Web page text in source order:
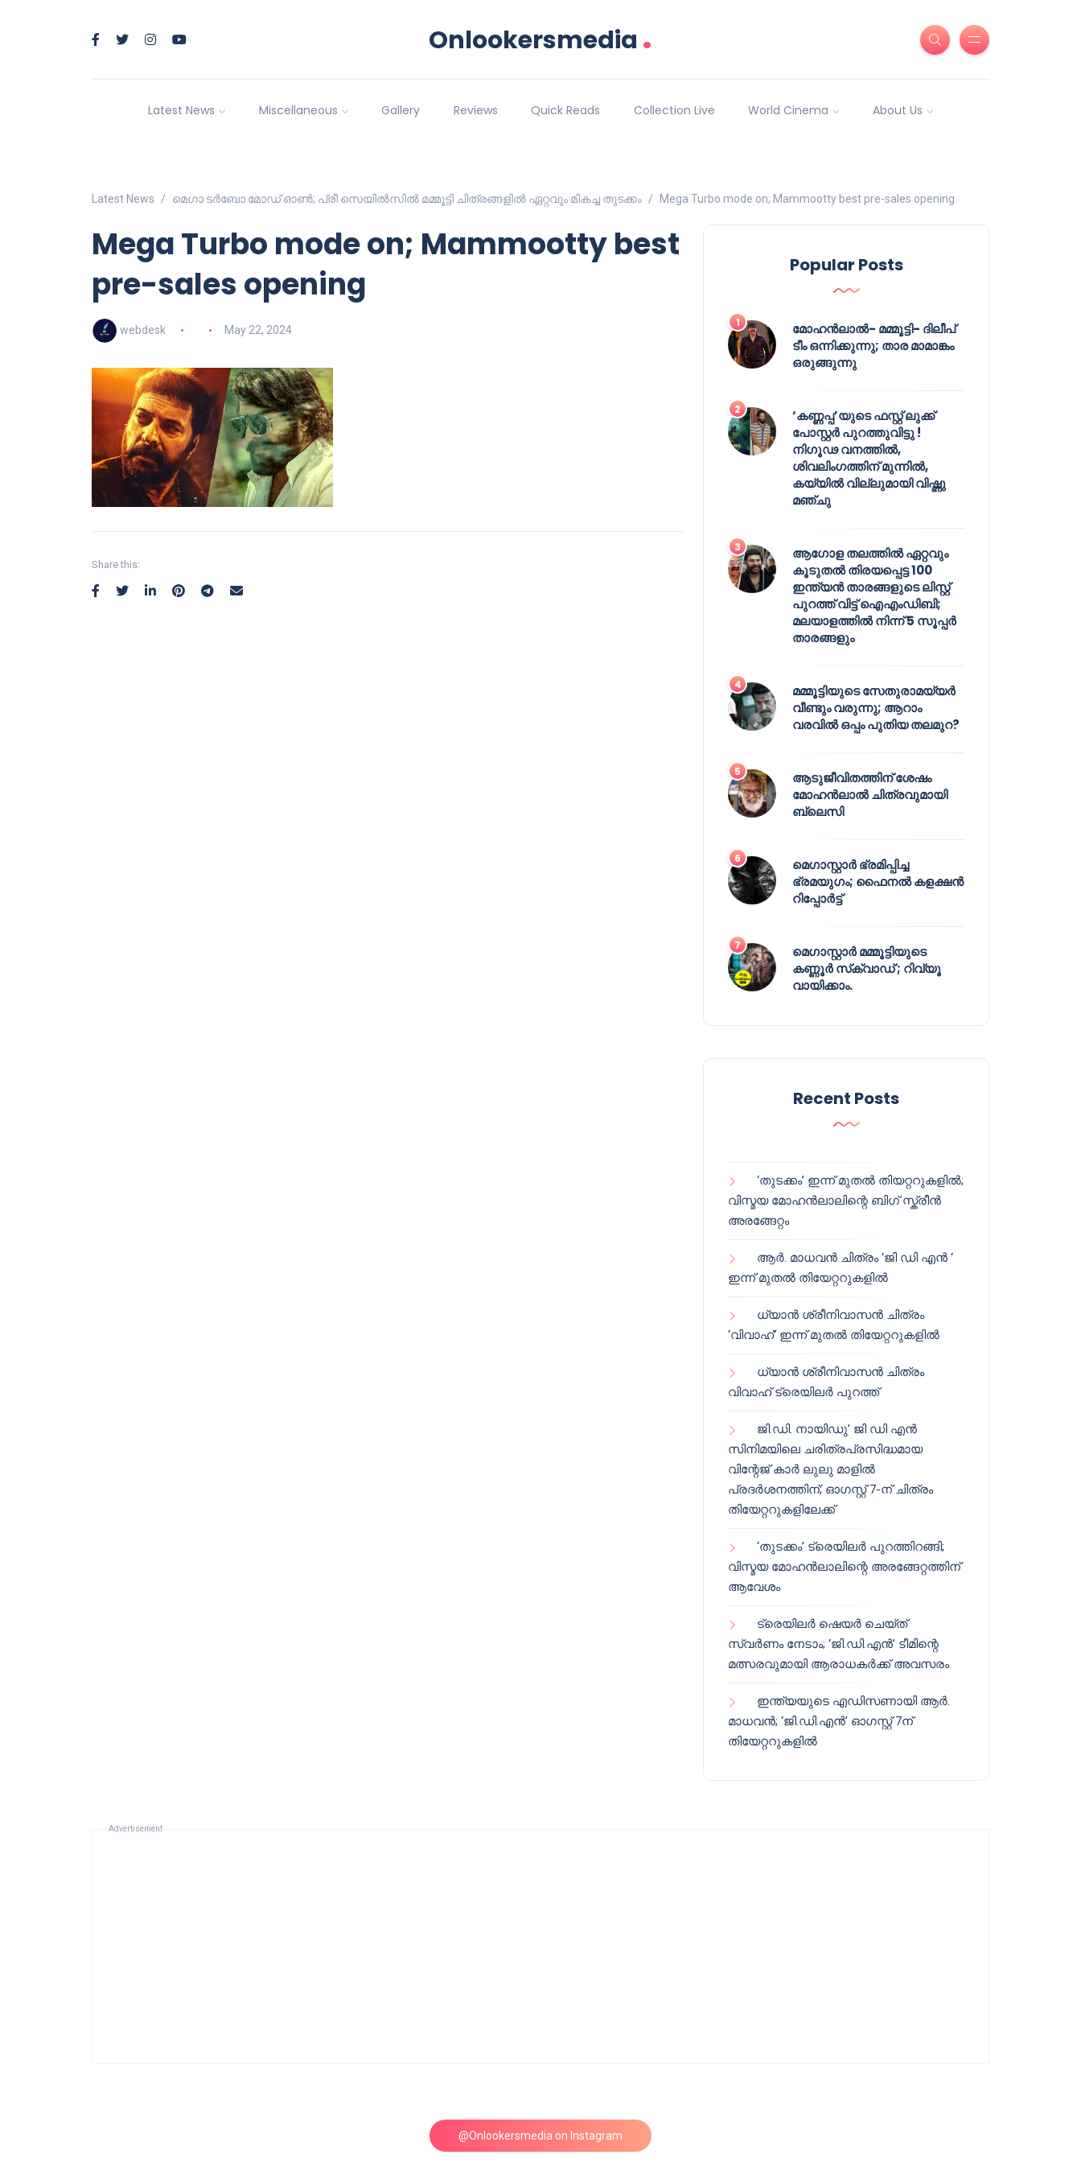
Onlookersmedia .
Latest News Miscellaneous Gallery Reviews Quick Reads Collection Live World Cinema About Us
Latest News മെഗാ ടർബോ മോഡ് ഓൺ; പ്രീ സെയിൽസിൽ മമ്മൂട്ടി ചിത്രങ്ങളിൽ ഏറ്റവും മികച്ച തുടക്കം Mega Turbo mode on; Mammootty best pre-sales opening
Mega Turbo mode on; Mammootty best
pre-sales opening
webdesk May 22, 2024
Share this:
Popular Posts
മോഹൻലാൽ- മമ്മൂട്ടി- ദിലീപ്
ടീം ഒന്നിക്കുന്നു; താര മാമാങ്കം
ഒരുങ്ങുന്നു
‘കണ്ണപ്പ’യുടെ ഫസ്റ്റ് ലുക്ക്
പോസ്റ്റർ പുറത്തുവിട്ടു !
നിഗൂഢ വനത്തിൽ,
ശിവലിംഗത്തിന് മുന്നിൽ,
കയ്യിൽ വില്ലുമായി വിഷ്ണു
മഞ്ചു
ആഗോള തലത്തിൽ ഏറ്റവും
കൂടുതൽ തിരയപ്പെട്ട 100
ഇന്ത്യൻ താരങ്ങളുടെ ലിസ്റ്റ്
പുറത്ത് വിട്ട് ഐഎംഡിബി;
മലയാളത്തിൽ നിന്ന് 5 സൂപ്പർ
താരങ്ങളും
മമ്മൂട്ടിയുടെ സേതുരാമയ്യർ
വീണ്ടും വരുന്നു; ആറാം
വരവിൽ ഒപ്പം പുതിയ തലമുറ?
ആടുജീവിതത്തിന് ശേഷം
മോഹൻലാൽ ചിത്രവുമായി
ബ്ലെസി
മെഗാസ്റ്റാർ ഭ്രമിപ്പിച്ച
ഭ്രമയുഗം; ഫൈനൽ കളക്ഷൻ
റിപ്പോർട്ട്
മെഗാസ്റ്റാർ മമ്മൂട്ടിയുടെ
കണ്ണൂർ സ്‌ക്വാഡ് ; റിവ്യൂ
വായിക്കാം.
Recent Posts
‘തുടക്കം’ ഇന്ന് മുതൽ തിയറ്ററുകളിൽ;
വിസ്മയ മോഹൻലാലിന്റെ ബിഗ് സ്ക്രീൻ
അരങ്ങേറ്റം
ആർ. മാധവൻ ചിത്രം ‘ജി ഡി എൻ ‘
ഇന്ന് മുതൽ തിയേറ്ററുകളിൽ
ധ്യാൻ ശ്രീനിവാസൻ ചിത്രം
‘വിവാഹ്’ ഇന്ന് മുതൽ തിയേറ്ററുകളിൽ
ധ്യാൻ ശ്രീനിവാസൻ ചിത്രം
വിവാഹ് ട്രെയിലർ പുറത്ത്
ജി.ഡി. നായിഡു’ ജി ഡി എൻ
സിനിമയിലെ ചരിത്രപ്രസിദ്ധമായ
വിന്റേജ് കാർ ലുലു മാളിൽ
പ്രദർശനത്തിന്; ഓഗസ്റ്റ് 7-ന് ചിത്രം
തിയേറ്ററുകളിലേക്ക്
‘തുടക്കം’ ട്രെയിലർ പുറത്തിറങ്ങി;
വിസ്മയ മോഹൻലാലിന്റെ അരങ്ങേറ്റത്തിന്
ആവേശം
ട്രെയിലർ ഷെയർ ചെയ്‌ത്
സ്വർണം നേടാം; ‘ജി.ഡി.എൻ’ ടീമിന്റെ
മത്സരവുമായി ആരാധകർക്ക് അവസരം
ഇന്ത്യയുടെ എഡിസണായി ആർ.
മാധവൻ; ‘ജി.ഡി.എൻ’ ഓഗസ്റ്റ് 7ന്
തിയേറ്ററുകളിൽ
Advertisement
@Onlookersmedia on Instagram
Follow on Instagram